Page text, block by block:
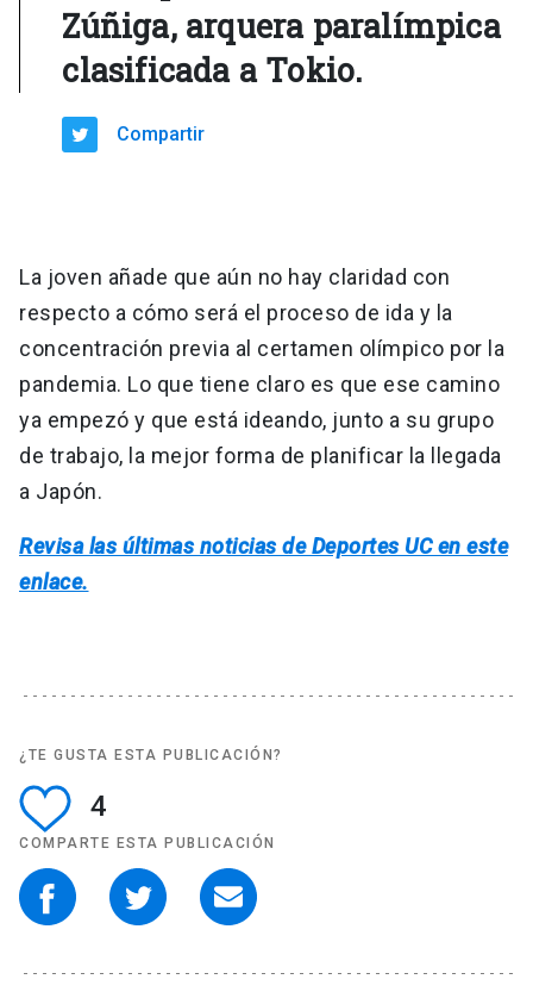
Zúñiga, arquera paralímpica
clasificada a Tokio.
Compartir
La joven añade que aún no hay claridad con
respecto a cómo será el proceso de ida y la
concentración previa al certamen olímpico por la
pandemia. Lo que tiene claro es que ese camino
ya empezó y que está ideando, junto a su grupo
de trabajo, la mejor forma de planificar la llegada
a Japón.
Revisa las últimas noticias de Deportes UC en este
enlace.
¿TE GUSTA ESTA PUBLICACIÓN?
4
COMPARTE ESTA PUBLICACIÓN